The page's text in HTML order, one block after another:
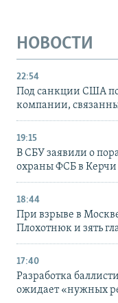
НОВОСТИ
22:54
Под санкции США
компании,
19:15
В СБУ заявили о
охраны ФСБ в Керчи
18:44
При взрыве в
Плохотнюк и зять
17:40
Разработка
ожидает «нужных